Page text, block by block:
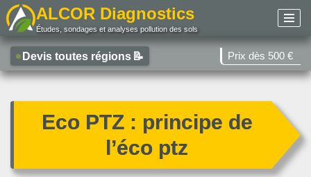
au
contenu
ALCOR Diagnostics
Études, sondages et analyses pollution des sols
Devis toutes régions 📝 Prix dès 500 €
Eco PTZ : principe de
l’éco ptz